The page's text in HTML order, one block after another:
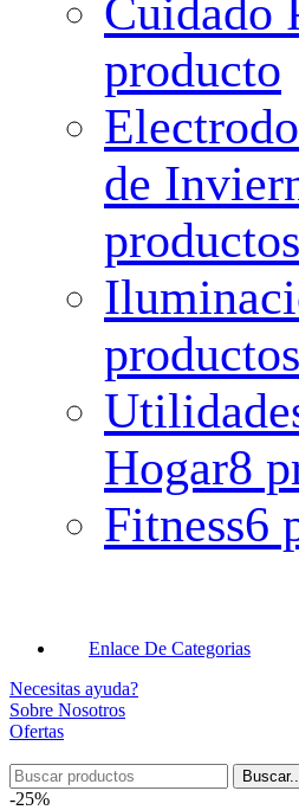
Cuidado
producto
de
productos
productos
Hogar8
Fitness6
Enlace De Categorias
Necesitas ayuda?
Sobre Nosotros
Ofertas
Buscar...
-25%